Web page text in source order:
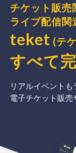
チケット販売
ライブ配信関
teket (テ
すべて
リアルイベント
電子チケット販売